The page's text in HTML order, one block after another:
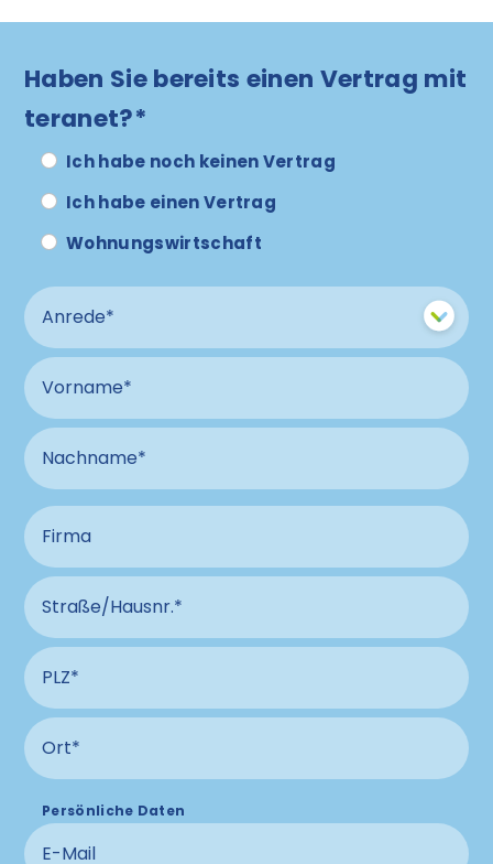
Haben Sie bereits einen Vertrag mit
teranet?*
Ich habe noch keinen Vertrag
Ich habe einen Vertrag
Wohnungswirtschaft
Anrede
Vorname
Nachname
Firma
Straße und Hausnummer Anschluss
PLZ Anschluss
Ort Anschluss
Persönliche Daten
E-Mail